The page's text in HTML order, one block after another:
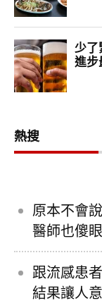
熱搜
原本不會
醫師也傻眼
跟流感患
結果讓人